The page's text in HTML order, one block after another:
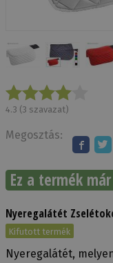
4.3 (3 szavazat)
Megosztás:
Ez a termék
Nyeregalátét
Kifutott termék
Nyeregalátét,